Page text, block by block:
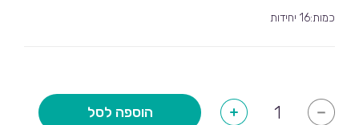
כמות:16 יחידות
-
של
+ הוספה לסל